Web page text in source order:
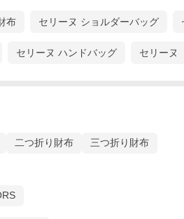
布 セリーヌ ショルダーバッグ
セリーヌ ハンドバッグ セリーヌ
二つ折り財布
三つ折り財布